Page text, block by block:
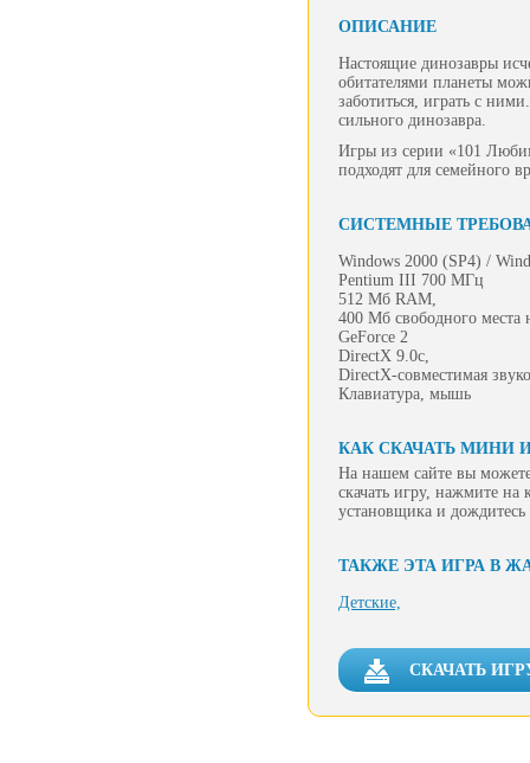
ОПИСАНИЕ
Настоящие динозавры
обитателями планеты
заботиться, играть с
сильного динозавра.
Игры из серии «101
подходят для семейного
СИСТЕМНЫЕ
Windows 2000 (SP4) /
Pentium III 700 МГц
512 Мб RAM,
400 Мб свободного места
GeForce 2
DirectX 9.0c,
DirectX-совместимая
Клавиатура, мышь
КАК СКАЧАТЬ МИНИ
На нашем сайте вы
скачать игру, нажмите на
установщика и
ТАКЖЕ ЭТА ИГРА В
Детские,
СКАЧАТЬ